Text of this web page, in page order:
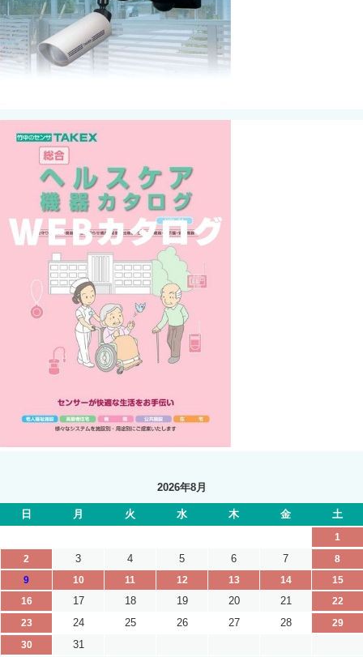
2026年8月
日 月 火 水 木 金 土
1
2
3 4 5 6 7
8
9
10 11 12 13 14
15
16
17 18 19 20 21
22
23
24 25 26 27 28
29
30
31